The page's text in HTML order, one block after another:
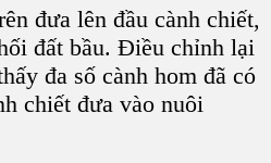
đưa lên đầu cành chiết,
đất bầu. Điều chỉnh lại
đa số cành hom đã có
chiết đưa vào nuôi